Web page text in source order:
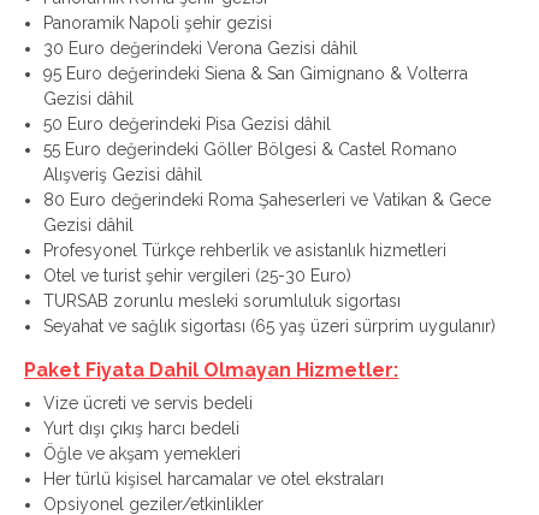
Panoramik Napoli şehir gezisi
30 Euro değerindeki Verona Gezisi dâhil
95 Euro değerindeki Siena & San Gimignano & Volterra
Gezisi dâhil
50 Euro değerindeki Pisa Gezisi dâhil
55 Euro değerindeki Göller Bölgesi & Castel Romano
Alışveriş Gezisi dâhil
80 Euro değerindeki Roma Şaheserleri ve Vatikan & Gece
Gezisi dâhil
Profesyonel Türkçe rehberlik ve asistanlık hizmetleri
Otel ve turist şehir vergileri (25-30 Euro)
TURSAB zorunlu mesleki sorumluluk sigortası
Seyahat ve sağlık sigortası (65 yaş üzeri sürprim uygulanır)
Paket Fiyata Dahil Olmayan Hizmetler:
Vize ücreti ve servis bedeli
Yurt dışı çıkış harcı bedeli
Öğle ve akşam yemekleri
Her türlü kişisel harcamalar ve otel ekstraları
Opsiyonel geziler/etkinlikler